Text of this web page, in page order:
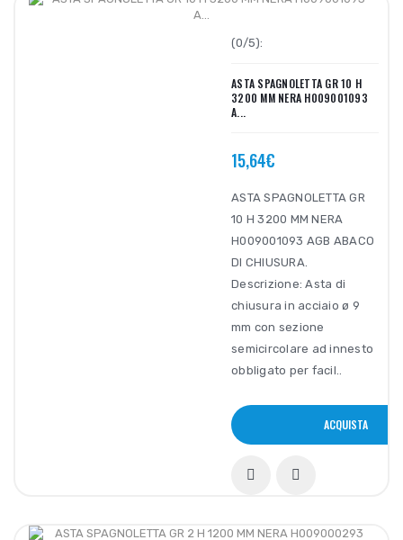
(0/5):
ASTA SPAGNOLETTA GR 10 H
3200 MM NERA H009001093
A...
15,64€
ASTA SPAGNOLETTA GR
10 H 3200 MM NERA
H009001093 AGB ABACO
DI CHIUSURA.
Descrizione: Asta di
chiusura in acciaio ø 9
mm con sezione
semicircolare ad innesto
obbligato per facil..
ACQUISTA